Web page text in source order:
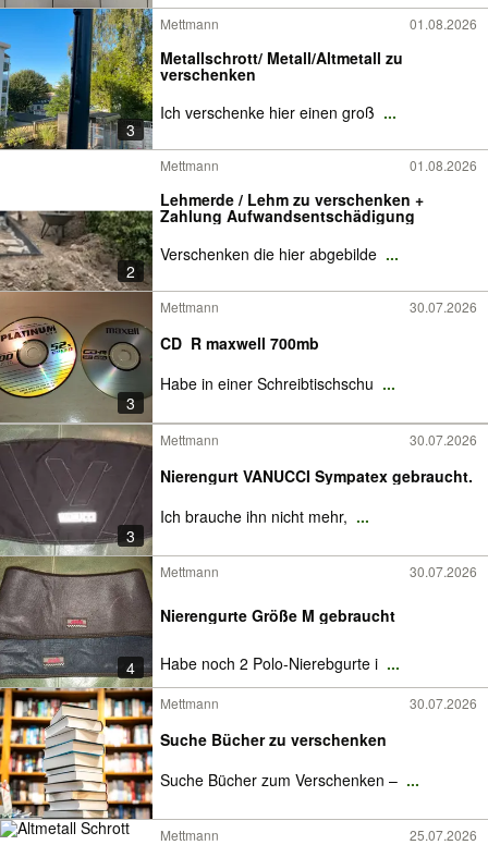
3
Mettmann 01.08.2026
Metallschrott/ Metall/Altmetall zu
verschenken
Ich verschenke hier einen groß ...
2
Mettmann 01.08.2026
Lehmerde / Lehm zu verschenken +
Zahlung Aufwandsentschädigung
Verschenken die hier abgebilde ...
3
Mettmann 30.07.2026
CD_R maxwell 700mb
Habe in einer Schreibtischschu ...
3
Mettmann 30.07.2026
Nierengurt VANUCCI Sympatex gebraucht.
Ich brauche ihn nicht mehr, ...
4
Mettmann 30.07.2026
Nierengurte Größe M gebraucht
Habe noch 2 Polo-Nierebgurte i ...
Mettmann 30.07.2026
Suche Bücher zu verschenken
Suche Bücher zum Verschenken – ...
Mettmann 25.07.2026